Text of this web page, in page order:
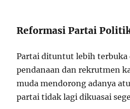
Reformasi Partai
Partai dituntut lebih terbuka
pendanaan dan rekrutmen
muda mendorong adanya
partai tidak lagi dikuasai